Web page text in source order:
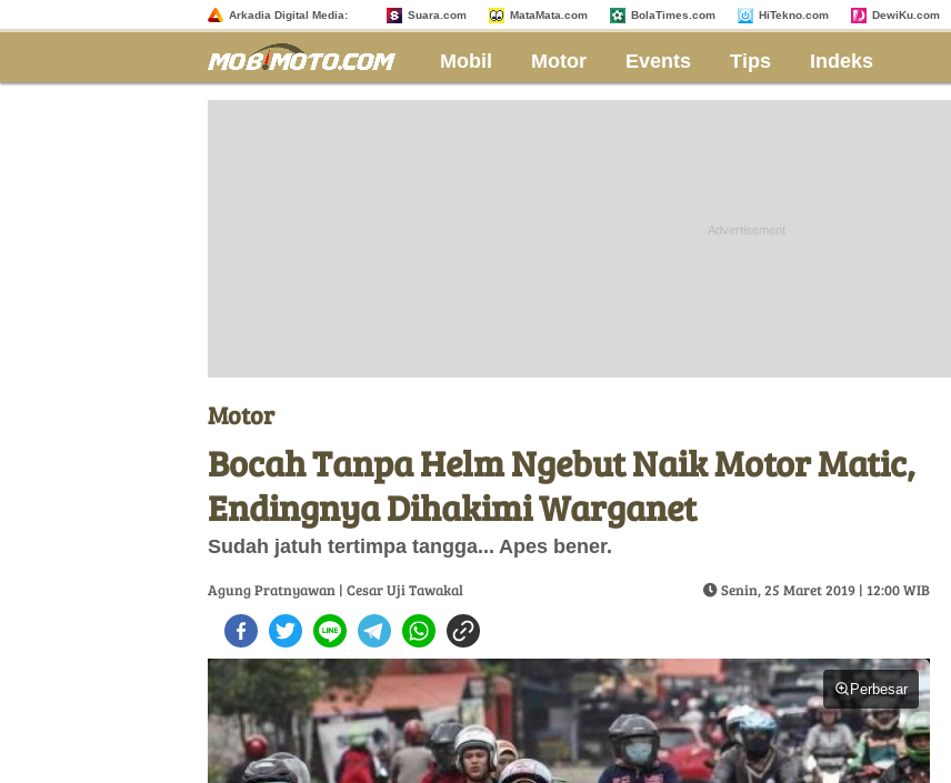
Arkadia Digital Media: Suara.com MataMata.com BolaTimes.com HiTekno.com DewiKu.com
Mobil Motor Events Tips Indeks
Motor
Bocah Tanpa Helm Ngebut Naik Motor Matic,
Endingnya Dihakimi Warganet
Sudah jatuh tertimpa tangga... Apes bener.
Agung Pratnyawan | Cesar Uji Tawakal Senin, 25 Maret 2019 | 12:00 WIB
Perbesar